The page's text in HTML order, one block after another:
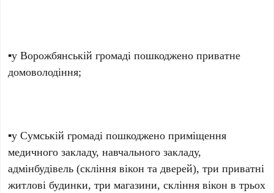
▪️у Ворожбянській громаді пошкоджено приватне
домоволодіння;
▪️у Сумській громаді пошкоджено приміщення
медичного закладу, навчального закладу,
адмінбудівель (скління вікон та дверей), три приватні
житлові будинки, три магазини, скління вікон в трьох